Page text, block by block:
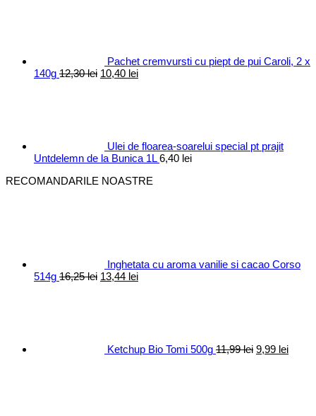
Pachet cremvursti cu piept de pui Caroli, 2 x
140g 12,30lei Prețul
10,40 leiPrețul
Ulei de floarea-soarelui special pt prajit
Untdelemn de la Bunica 1L 6,40 lei
RECOMANDARILE NOASTRE
Inghetata cu aroma vanilie si cacao Corso
514g 16,25lei Prețul
13,44 leiPrețul
Ketchup Bio Tomi 500g 11,99lei 9,99 lei